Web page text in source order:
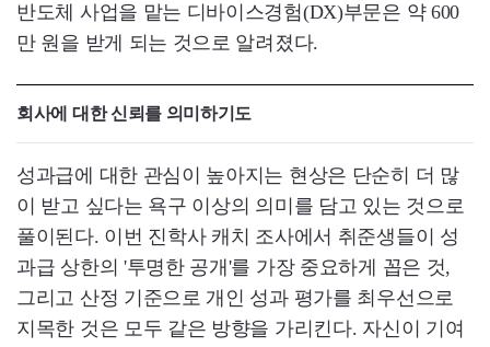
반도체 사업을 맡는 디바이스경험(DX)부문은 약 600
만 원을 받게 되는 것으로 알려졌다.
회사에 대한 신뢰를 의미하기도
성과급에 대한 관심이 높아지는 현상은 단순히 더 많
이 받고 싶다는 욕구 이상의 의미를 담고 있는 것으로
풀이된다. 이번 진학사 캐치 조사에서 취준생들이 성
과급 상한의 '투명한 공개'를 가장 중요하게 꼽은 것,
그리고 산정 기준으로 개인 성과 평가를 최우선으로
지목한 것은 모두 같은 방향을 가리킨다. 자신이 기여